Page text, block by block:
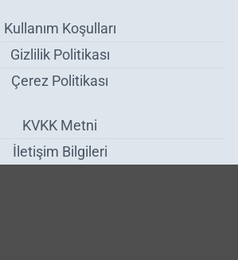
Kullanım Koşulları
Gizlilik Politikası
Çerez Politikası
KVKK Metni
İletişim Bilgileri